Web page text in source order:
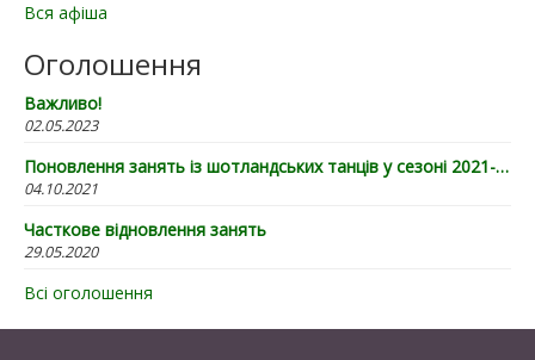
Вся афіша
Оголошення
Важливо!
02.05.2023
Поновлення занять із шотландських танців у сезоні 2021-22
04.10.2021
Часткове відновлення занять
29.05.2020
Всі оголошення